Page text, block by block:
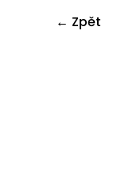
← Zpět